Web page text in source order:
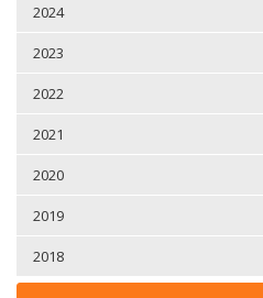
2024
2023
2022
2021
2020
2019
2018